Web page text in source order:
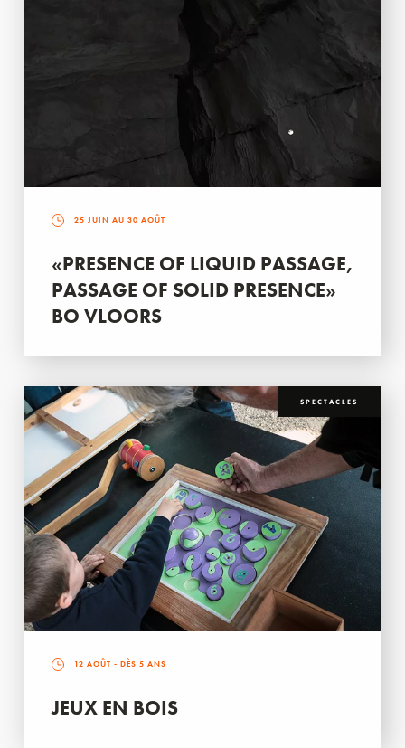
25 JUIN AU 30 AOÛT
«PRESENCE OF LIQUID PASSAGE,
PASSAGE OF SOLID PRESENCE»
BO VLOORS
SPECTACLES
12 AOÛT - DÈS 5 ANS
JEUX EN BOIS